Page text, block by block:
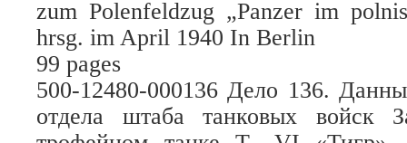
zum Polenfeldzug „Panzer im
hrsg. im April 1940 In Berlin
99 pages
500-12480-000136 Дело 136.
отдела штаба танковых войск